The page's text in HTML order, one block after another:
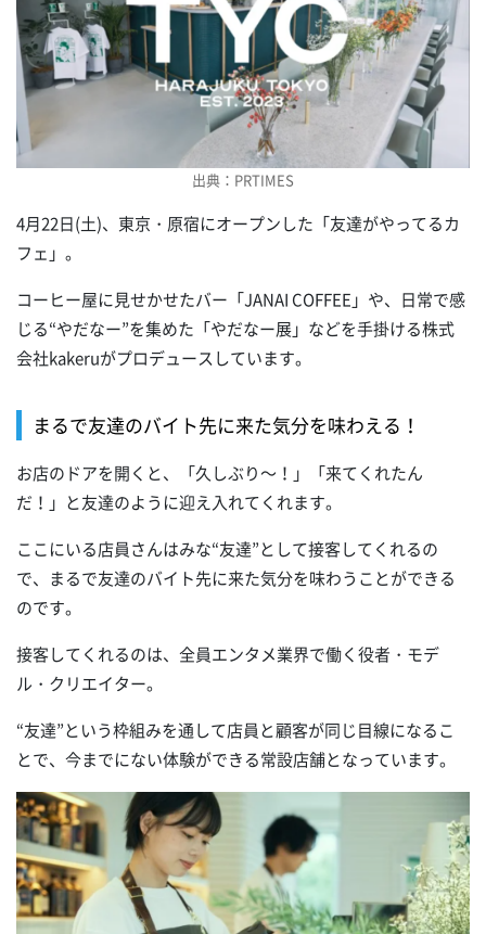
出典：PRTIMES
4月22日(土)、東京・原宿にオープンした「友達がやってるカ
フェ」。
コーヒー屋に見せかせたバー「JANAI COFFEE」や、日常で感
じる“やだなー”を集めた「やだなー展」などを手掛ける株式
会社kakeruがプロデュースしています。
まるで友達のバイト先に来た気分を味わえる！
お店のドアを開くと、「久しぶり～！」「来てくれたん
だ！」と友達のように迎え入れてくれます。
ここにいる店員さんはみな“友達”として接客してくれるの
で、まるで友達のバイト先に来た気分を味わうことができる
のです。
接客してくれるのは、全員エンタメ業界で働く役者・モデ
ル・クリエイター。
“友達”という枠組みを通して店員と顧客が同じ目線になるこ
とで、今までにない体験ができる常設店舗となっています。